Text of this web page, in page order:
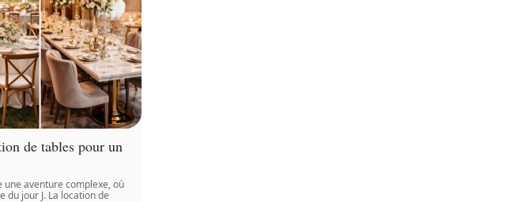
de tables pour un
aventure complexe, où
du jour J. La location de